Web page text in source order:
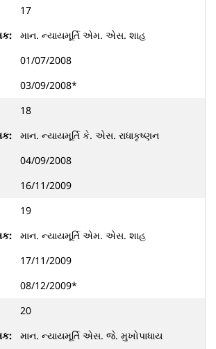
17
માન. ન્યાયમૂર્તિ એમ. એસ. શાહ
01/07/2008
03/09/2008*
18
માન. ન્યાયમૂર્તિ કે. એસ. રાધાકૃષ્ણન
04/09/2008
16/11/2009
19
માન. ન્યાયમૂર્તિ એમ. એસ. શાહ
17/11/2009
08/12/2009*
20
માન. ન્યાયમૂર્તિ એસ. જે. મુખોપાધાય